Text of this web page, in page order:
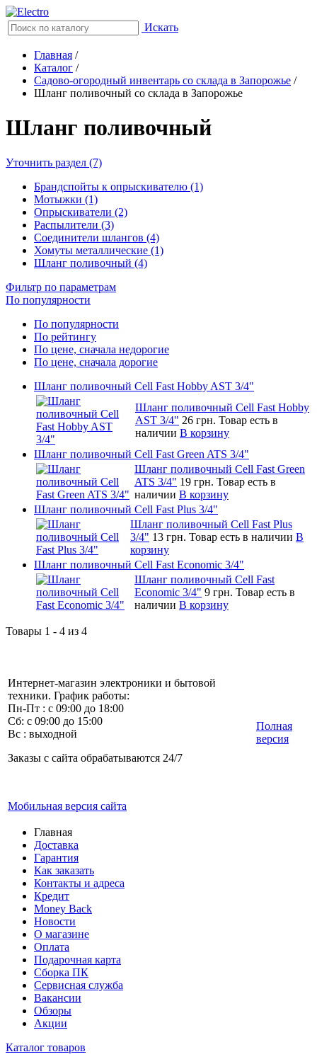
Искать
Главная /
Каталог /
Садово-огородный инвентарь со склада в Запорожье /
Шланг поливочный со склада в Запорожье
Шланг поливочный
Уточнить раздел (7)
Брандспойты к опрыскивателю (1)
Мотыжки (1)
Опрыскиватели (2)
Распылители (3)
Соединители шлангов (4)
Хомуты металлические (1)
Шланг поливочный (4)
Фильтр по параметрам
По популярности
По популярности
По рейтингу
По цене, сначала недорогие
По цене, сначала дорогие
Шланг поливочный Cell Fast Hobby AST 3/4"
Шланг поливочный Cell Fast Hobby
AST 3/4" 26 грн. Товар есть в
наличии В корзину
Шланг поливочный Cell Fast Green ATS 3/4"
Шланг поливочный Cell Fast Green
ATS 3/4" 19 грн. Товар есть в
наличии В корзину
Шланг поливочный Cell Fast Plus 3/4"
Шланг поливочный Cell Fast Plus
3/4" 13 грн. Товар есть в наличии В
корзину
Шланг поливочный Cell Fast Economic 3/4"
Шланг поливочный Cell Fast
Economic 3/4" 9 грн. Товар есть в
наличии В корзину
Товары 1 - 4 из 4
Интернет-магазин электроники и бытовой
техники. График работы:
Пн-Пт : с 09:00 до 18:00
Сб: с 09:00 до 15:00
Вс : выходной
Заказы с сайта обрабатываются 24/7
Мобильная версия сайта
Полная
версия
Главная
Доставка
Гарантия
Как заказать
Контакты и адреса
Кредит
Money Back
Новости
О магазине
Оплата
Подарочная карта
Сборка ПК
Сервисная служба
Вакансии
Обзоры
Акции
Каталог товаров